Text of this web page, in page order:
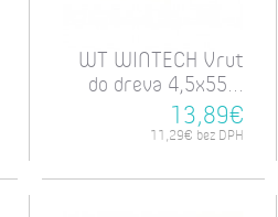
WT WINTECH Vrut
do dreva 4,5x55...
13,89€
11,29€ bez DPH